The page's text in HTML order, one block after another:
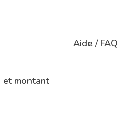
Aide / FAQ
et montant